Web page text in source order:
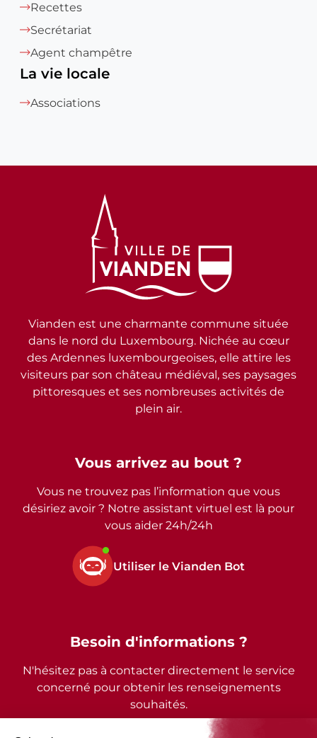
Recettes
Secrétariat
Agent champêtre
La vie locale
Associations
Vous arrivez au bout ?
Vous ne trouvez pas l’information que vous
désiriez avoir ? Notre assistant virtuel est là pour
vous aider 24h/24h
Utiliser le Vianden Bot
Vianden est une charmante commune située
dans le nord du Luxembourg. Nichée au cœur
des Ardennes luxembourgeoises, elle attire les
visiteurs par son château médiéval, ses paysages
pittoresques et ses nombreuses activités de
plein air.
Besoin d'informations ?
N'hésitez pas à contacter directement le service
concerné pour obtenir les renseignements
souhaités.